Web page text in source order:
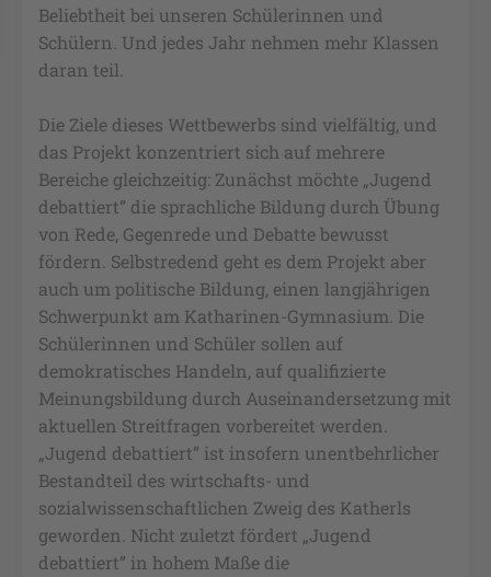
Beliebtheit bei unseren Schülerinnen und
Schülern. Und jedes Jahr nehmen mehr Klassen
daran teil.
Die Ziele dieses Wettbewerbs sind vielfältig, und
das Projekt konzentriert sich auf mehrere
Bereiche gleichzeitig: Zunächst möchte „Jugend
debattiert” die sprachliche Bildung durch Übung
von Rede, Gegenrede und Debatte bewusst
fördern. Selbstredend geht es dem Projekt aber
auch um politische Bildung, einen langjährigen
Schwerpunkt am Katharinen-Gymnasium. Die
Schülerinnen und Schüler sollen auf
demokratisches Handeln, auf qualifizierte
Meinungsbildung durch Auseinandersetzung mit
aktuellen Streitfragen vorbereitet werden.
„Jugend debattiert” ist insofern unentbehrlicher
Bestandteil des wirtschafts- und
sozialwissenschaftlichen Zweig des Katherls
geworden. Nicht zuletzt fördert „Jugend
debattiert” in hohem Maße die